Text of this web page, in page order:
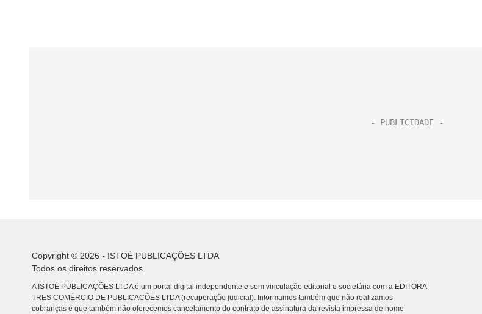
Copyright © 2026 - ISTOÉ PUBLICAÇÕES LTDA
Todos os direitos reservados.
A ISTOÉ PUBLICAÇÕES LTDA é um portal digital independente e sem vinculação editorial e societária com a EDITORA
TRES COMÉRCIO DE PUBLICACÕES LTDA (recuperação judicial). Informamos também que não realizamos
cobranças e que também não oferecemos cancelamento do contrato de assinatura da revista impressa de nome